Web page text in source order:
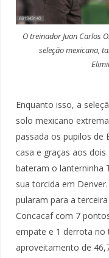
O treinador Juan Carlos
seleção mexicana,
Enquanto isso, a
solo mexicano
passada os pupilos de
casa e graças aos
bateram o lanterninha
sua torcida em
pularam para a
Concacaf com 7
empate e 1 derrota
aproveitamento de